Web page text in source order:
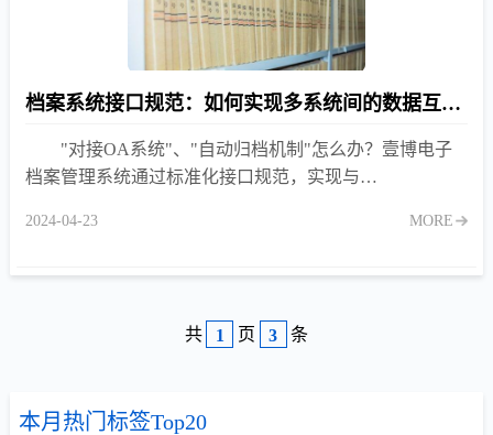
档案系统接口规范：如何实现多系统间的数据互联互通？
"对接OA系统"、"自动归档机制"怎么办？壹博电子
档案管理系统通过标准化接口规范，实现与
档自动化水平。
2024-04-23 MORE
本月热门标签Top20
共 1 页 3 条